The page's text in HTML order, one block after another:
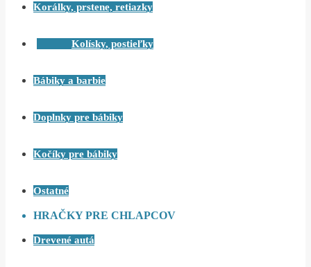
Korálky, prstene, retiazky
Kolísky, postieľky
Bábiky a barbie
Doplnky pre bábiky
Kočíky pre bábiky
Ostatné
HRAČKY PRE CHLAPCOV
Drevené autá